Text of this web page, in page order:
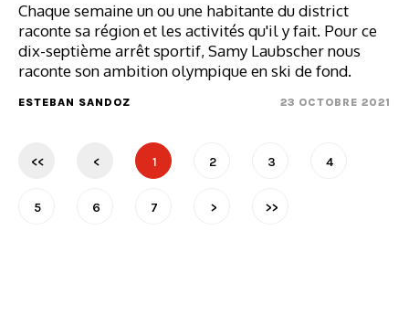
Chaque semaine un ou une habitante du district
raconte sa région et les activités qu'il y fait. Pour ce
dix-septième arrêt sportif, Samy Laubscher nous
raconte son ambition olympique en ski de fond.
ESTEBAN SANDOZ 23 OCTOBRE 2021
<< < 1 2 3 4
5 6 7 > >>